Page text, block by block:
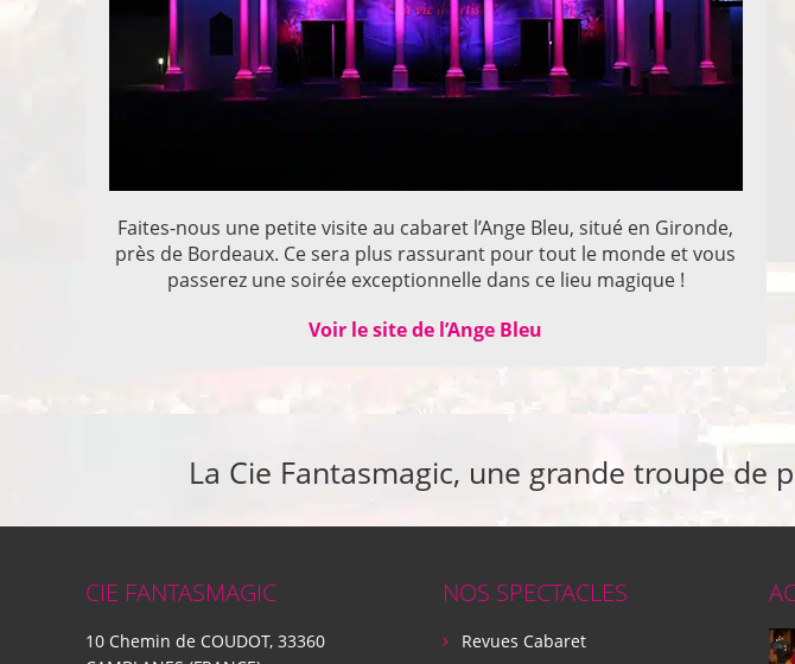
Faites-nous une petite visite au cabaret l’Ange Bleu, situé en Gironde,
près de Bordeaux. Ce sera plus rassurant pour tout le monde et vous
passerez une soirée exceptionnelle dans ce lieu magique !
Voir le site de l’Ange Bleu
La Cie Fantasmagic, une grande troupe de
CIE FANTASMAGIC
10 Chemin de COUDOT, 33360
NOS SPECTACLES
Revues Cabaret